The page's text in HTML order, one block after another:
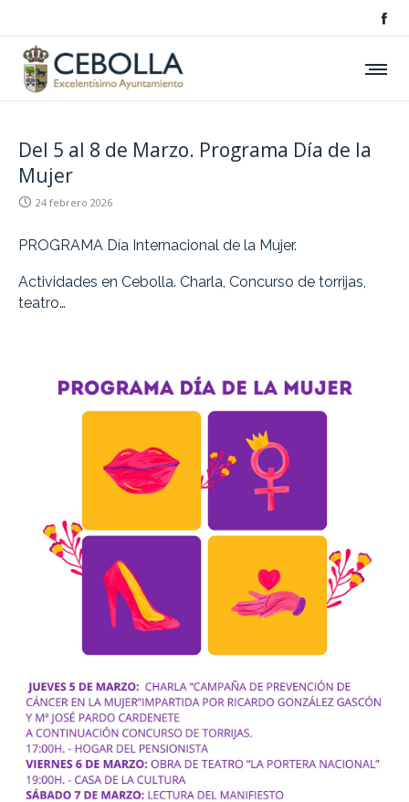
Del 5 al 8 de Marzo. Programa Día de la
Mujer
24 febrero 2026
PROGRAMA Día Internacional de la Mujer.
Actividades en Cebolla. Charla, Concurso de torrijas,
teatro…